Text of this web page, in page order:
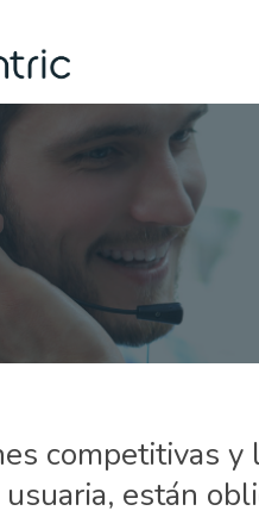
competitivas
usuaria, están